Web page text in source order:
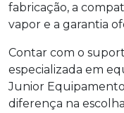
fabricação, a
vapor e a garantia
Contar com o
especializada em
Junior
diferença na